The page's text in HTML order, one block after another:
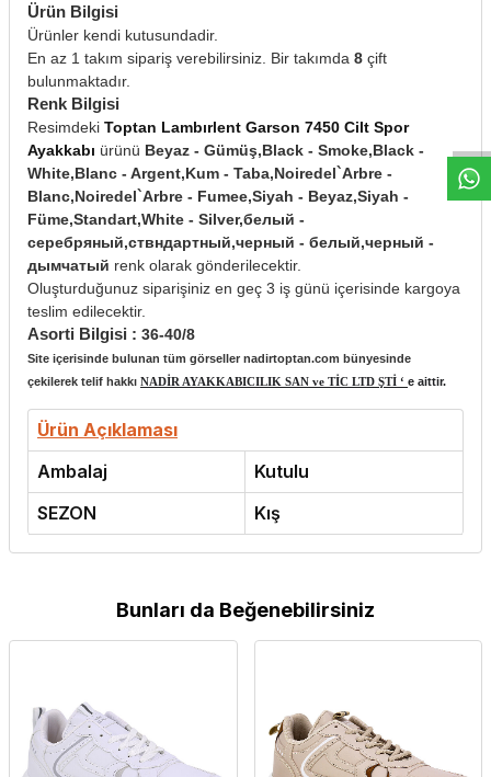
Ürün Bilgisi
Ürünler kendi kutusundadir.
En az 1 takım sipariş verebilirsiniz. Bir takımda 8 çift
bulunmaktadır.
Renk Bilgisi
Resimdeki Toptan Lambırlent Garson 7450 Cilt Spor
Ayakkabı ürünü Beyaz - Gümüş,Black - Smoke,Black -
White,Blanc - Argent,Kum - Taba,Noiredel`Arbre -
Blanc,Noiredel`Arbre - Fumee,Siyah - Beyaz,Siyah -
Füme,Standart,White - Silver,белый -
серебряный,ствндартный,черный - белый,черный -
дымчатый renk olarak gönderilecektir.
Oluşturduğunuz siparişiniz en geç 3 iş günü içerisinde kargoya
teslim edilecektir.
Asorti Bilgisi : 36-40/8
Site içerisinde bulunan tüm görseller nadirtoptan.com bünyesinde
çekilerek telif hakkı NADİR AYAKKABICILIK SAN ve TİC LTD ŞTİ ‘ e aittir.
Ürün Açıklaması
Ambalaj
Kutulu
SEZON
Kış
Bunları da Beğenebilirsiniz